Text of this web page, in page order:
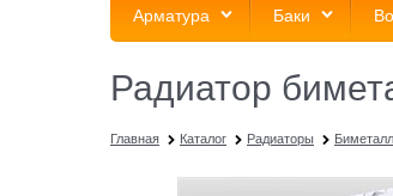
Арматура Баки
Радиатор
Главная Каталог Радиаторы